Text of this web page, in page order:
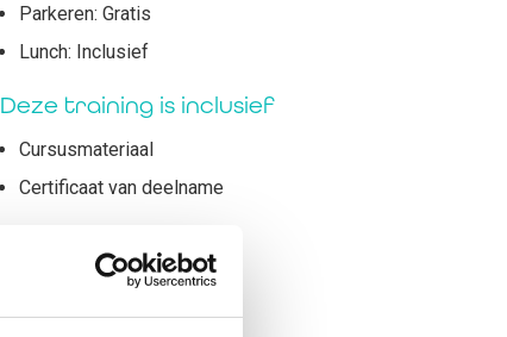
Parkeren: Gratis
Lunch: Inclusief
Deze training is inclusief
Cursusmateriaal
Certificaat van deelname